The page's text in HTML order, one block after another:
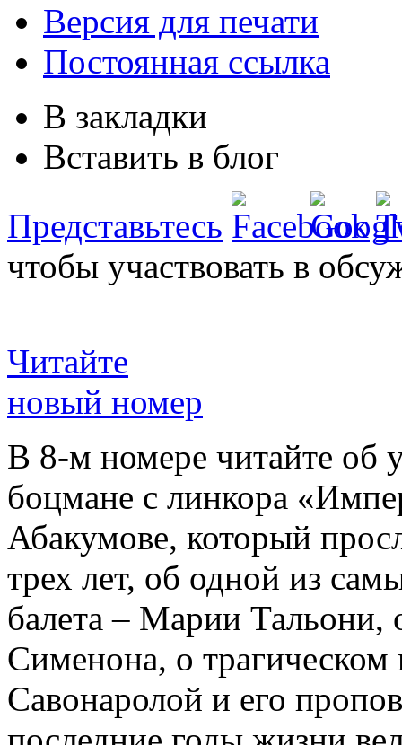
Версия для печати
Постоянная ссылка
В закладки
Вставить в блог
Представьтесь
чтобы участвовать в
Читайте
новый номер
В 8-м номере читайте об
боцмане с линкора
Абакумове, который
трех лет, об одной из
балета – Марии
Сименона, о трагическом
Савонаролой и его